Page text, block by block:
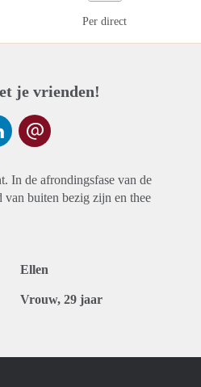
Per direct
je vrienden!
In de afrondingsfase van de
buiten bezig zijn en thee
Ellen
Vrouw, 29 jaar